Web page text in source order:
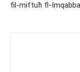
fil-miftuħ fl-Imqabba